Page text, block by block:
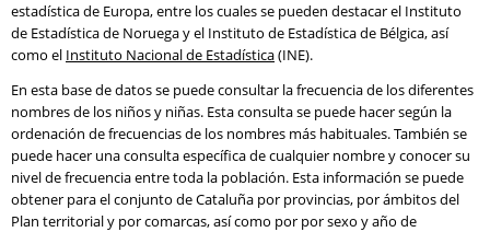
estadística de Europa, entre los cuales se pueden destacar el Instituto
de Estadística de Noruega y el Instituto de Estadística de Bélgica, así
como el Instituto Nacional de Estadística(INE).
En esta base de datos se puede consultar la frecuencia de los diferentes
nombres de los niños y niñas. Esta consulta se puede hacer según la
ordenación de frecuencias de los nombres más habituales. También se
puede hacer una consulta específica de cualquier nombre y conocer su
nivel de frecuencia entre toda la población. Esta información se puede
obtener para el conjunto de Cataluña por provincias, por ámbitos del
Plan territorial y por comarcas, así como por por sexo y año de